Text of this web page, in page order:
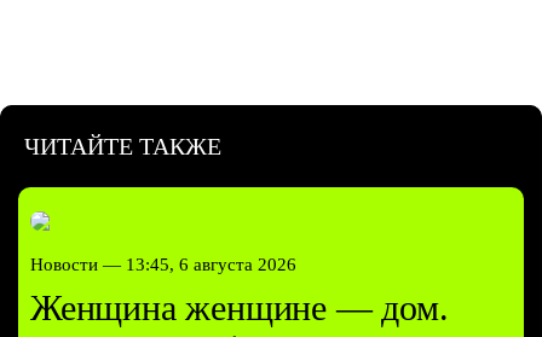
ЧИТАЙТЕ ТАКЖЕ
Новости — 13:45, 6 августа 2026
Женщина женщине — дом.